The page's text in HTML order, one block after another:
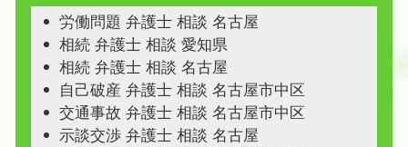
労働問題 弁護士 相談 名古屋
相続 弁護士 相談 愛知県
相続 弁護士 相談 名古屋
自己破産 弁護士 相談 名古屋市中区
交通事故 弁護士 相談 名古屋市中区
示談交渉 弁護士 相談 名古屋